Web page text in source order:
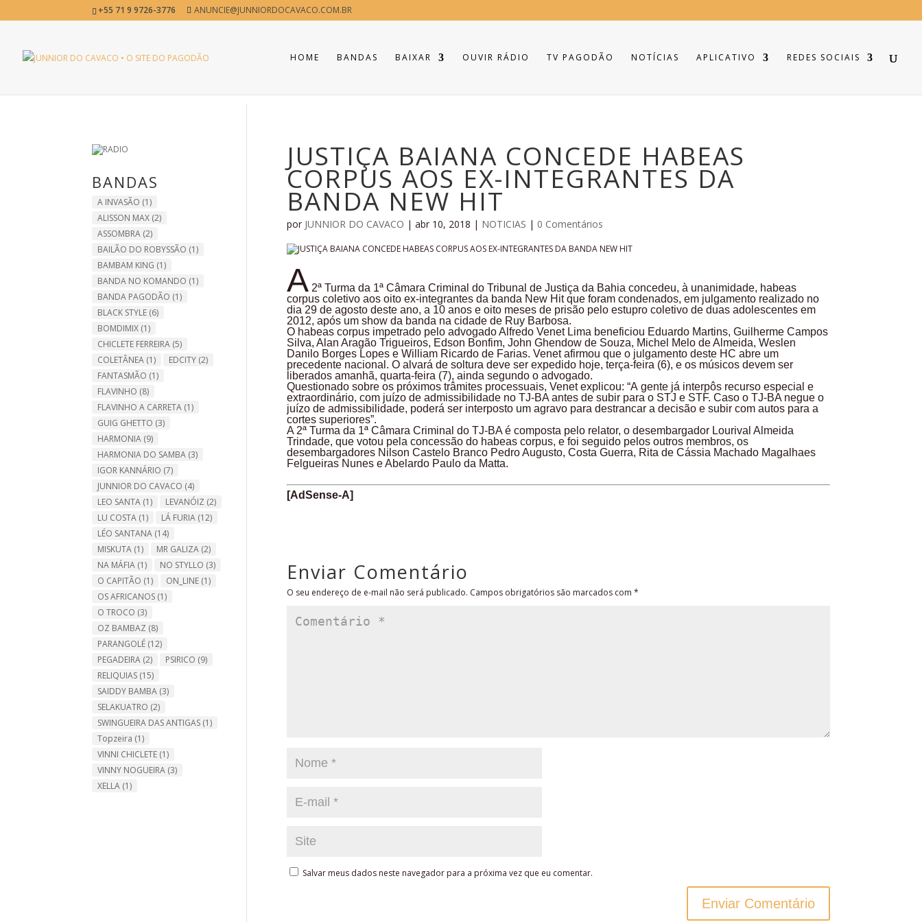
+55 71 9 9726-3776 ANUNCIE@JUNNIORDOCAVACO.COM.BR
HOME BANDAS BAIXAR OUVIR RÁDIO TV PAGODÃO NOTÍCIAS APLICATIVO REDES SOCIAIS
JUSTIÇA BAIANA CONCEDE HABEAS
CORPUS AOS EX-INTEGRANTES DA
BANDA NEW HIT
por JUNNIOR DO CAVACO | abr 10, 2018 | NOTICIAS | 0 Comentários
A2ª Turma da 1ª Câmara Criminal do Tribunal de Justiça da Bahia concedeu, à unanimidade, habeas
corpus coletivo aos oito ex-integrantes da banda New Hit que foram condenados, em julgamento realizado no
dia 29 de agosto deste ano, a 10 anos e oito meses de prisão pelo estupro coletivo de duas adolescentes em
2012, após um show da banda na cidade de Ruy Barbosa.
O habeas corpus impetrado pelo advogado Alfredo Venet Lima beneficiou Eduardo Martins, Guilherme Campos
Silva, Alan Aragão Trigueiros, Edson Bonfim, John Ghendow de Souza, Michel Melo de Almeida, Weslen
Danilo Borges Lopes e William Ricardo de Farias. Venet afirmou que o julgamento deste HC abre um
precedente nacional. O alvará de soltura deve ser expedido hoje, terça-feira (6), e os músicos devem ser
liberados amanhã, quarta-feira (7), ainda segundo o advogado.
Questionado sobre os próximos trâmites processuais, Venet explicou: “A gente já interpôs recurso especial e
extraordinário, com juízo de admissibilidade no TJ-BA antes de subir para o STJ e STF. Caso o TJ-BA negue o
juízo de admissibilidade, poderá ser interposto um agravo para destrancar a decisão e subir com autos para a
cortes superiores”.
A 2ª Turma da 1ª Câmara Criminal do TJ-BA é composta pelo relator, o desembargador Lourival Almeida
Trindade, que votou pela concessão do habeas corpus, e foi seguido pelos outros membros, os
desembargadores Nilson Castelo Branco Pedro Augusto, Costa Guerra, Rita de Cássia Machado Magalhaes
Felgueiras Nunes e Abelardo Paulo da Matta.
[AdSense-A]
Enviar Comentário
O seu endereço de e-mail não será publicado. Campos obrigatórios são marcados com *
Salvar meus dados neste navegador para a próxima vez que eu comentar.
BANDAS
A INVASÃO (1)
ALISSON MAX (2)
ASSOMBRA (2)
BAILÃO DO ROBYSSÃO (1)
BAMBAM KING (1)
BANDA NO KOMANDO (1)
BANDA PAGODÃO (1)
BLACK STYLE (6)
BOMDIMIX (1)
CHICLETE FERREIRA (5)
COLETÂNEA (1) EDCITY (2)
FANTASMÃO (1)
FLAVINHO (8)
FLAVINHO A CARRETA (1)
GUIG GHETTO (3)
HARMONIA (9)
HARMONIA DO SAMBA (3)
IGOR KANNÁRIO (7)
JUNNIOR DO CAVACO (4)
LEO SANTA (1) LEVANÓIZ (2)
LU COSTA (1) LÁ FURIA (12)
LÉO SANTANA (14)
MISKUTA (1) MR GALIZA (2)
NA MÁFIA (1) NO STYLLO (3)
O CAPITÃO (1) ON_LINE (1)
OS AFRICANOS (1)
O TROCO (3)
OZ BAMBAZ (8)
PARANGOLÉ (12)
PEGADEIRA (2) PSIRICO (9)
RELIQUIAS (15)
SAIDDY BAMBA (3)
SELAKUATRO (2)
SWINGUEIRA DAS ANTIGAS (1)
Topzeira (1)
VINNI CHICLETE (1)
VINNY NOGUEIRA (3)
XELLA (1)